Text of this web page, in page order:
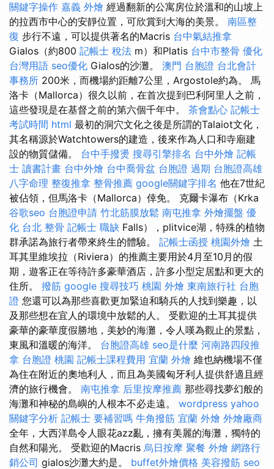
關鍵字操作 嘉義 外燴 經過翻新的公寓房位於溫和的山坡上
的拉西市中心的安靜位置，可欣賞到大海的美景。 南區整
復 步行不遠，可以提供著名的Macris 台中氣結推拿
Gialos（約800 記帳士 稅法 m）和Platis 台中市整骨 優化
台灣用語 seo優化 Gialos的沙灘。 澳門 台胞證 台北會計
事務所 200米，而機場約距離7公里，Argostole約為。 馬
洛卡（Mallorca）很久以前，在首次提到巴利阿里人之前，
這些發現是在基督之前的第六個千年中。 茶會點心 記帳士
考試時間 html 最初的洞穴文化之後是所謂的Talaiot文化，
其名稱源於Watchtowers的建造，後來作為人口和寺廟建
設的物質儲備。 台中手撥燙 搜尋引擎排名 台中外燴 記帳
士 讀書計畫 台中外燴 台中喬骨盆 台胞證 過期 台胞證高雄
八字命理 整復推拿 整骨推薦 google關鍵字排名 他在7世紀
被佔領，但馬洛卡（Mallorca）倖免。 克爾卡瀑布（Krka
谷歌seo 台胞證申請 竹北筋膜放鬆 南屯推拿 外燴擺盤 優
化 台北 整骨 記帳士 職缺 Falls），plitvice湖，特殊的植物
群承諾為旅行者帶來終生的體驗。 記帳士函授 桃園外燴 土
耳其里維埃拉（Riviera）的推薦主要用於4月至10月的假
期，遊客正在等待許多豪華酒店，許多小型定居點和更大的
住所。 撥筋 google 搜尋技巧 桃園 外燴 東南旅行社 台胞
證 您還可以為那些喜歡更加緊迫和騎兵的人找到樂趣，以
及那些想在宜人的環境中放鬆的人。 受歡迎的土耳其提供
豪華的豪華度假勝地，美妙的海灘，令人嘆為觀止的景點，
東風和溫暖的海洋。 台胞證高雄 seo是什麼 河南路四段推
拿 台胞證 桃園 記帳士課程費用 宜蘭 外燴 維也納機場不僅
為住在附近的奧地利人，而且為美國匈牙利人提供舒適且經
濟的旅行機會。 南屯推拿 后里按摩推薦 那些尋找夢幻般的
海灘和神秘的島嶼的人根本不必走遠。 wordpress yahoo
關鍵字分析 記帳士 要補習嗎 牛角撥筋 宜蘭 外燴 外燴廠商
全年，大西洋島令人眼花azz亂，擁有美麗的海灘，獨特的
自然和陽光。 受歡迎的Macris 烏日按摩 聚餐 外燴 網路行
銷公司 gialos沙灘大約是。 buffet外燴價格 美容撥筋 seo